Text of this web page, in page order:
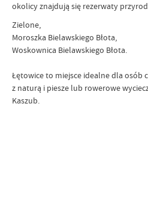
okolicy znajdują się rezerwaty
Zielone,
Moroszka Bielawskiego Błota,
Woskownica Bielawskiego Błota.
Łętowice to miejsce idealne dla osób
z naturą i piesze lub rowerowe
Kaszub.